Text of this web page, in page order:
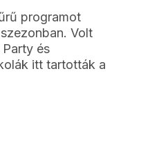
programot
Volt
és
itt tartották a